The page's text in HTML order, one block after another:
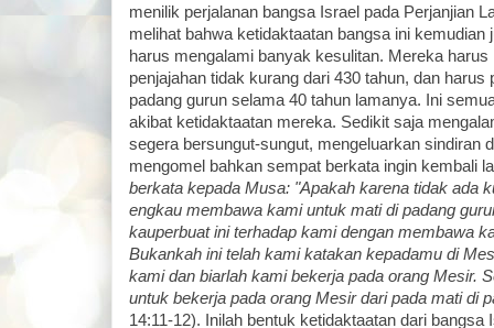
menilik perjalanan bangsa Israel pada Perjanjian
melihat bahwa ketidaktaatan bangsa ini
harus mengalami banyak kesulitan. Mereka
penjajahan tidak kurang dari 430 tahun, dan harus
padang gurun selama 40 tahun lamanya. Ini
akibat ketidaktaatan mereka. Sedikit saja
segera bersungut-sungut, mengeluarkan sindiran
mengomel bahkan sempat berkata ingin kembali
berkata kepada Musa: "Apakah karena tidak ada
engkau membawa kami untuk mati di padang
kauperbuat ini terhadap kami dengan membawa
Bukankah ini telah kami katakan kepadamu di
kami dan biarlah kami bekerja pada orang Mesir.
untuk bekerja pada orang Mesir dari pada mati di
14:11-12). Inilah bentuk ketidaktaatan dari bangsa